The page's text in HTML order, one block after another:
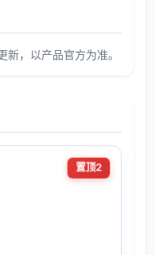
，以产品官方为准。
置顶2